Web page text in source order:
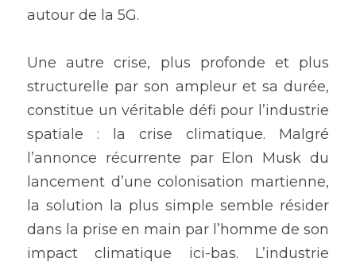
autour de la 5G.
Une autre crise, plus profonde et plus
structurelle par son ampleur et sa durée,
constitue un véritable défi pour l’industrie
spatiale : la crise climatique. Malgré
l’annonce récurrente par Elon Musk du
lancement d’une colonisation martienne,
la solution la plus simple semble résider
dans la prise en main par l’homme de son
impact climatique ici-bas. L’industrie